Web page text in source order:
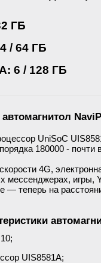
ГБ
/ 64 ГБ
6 / 128 ГБ
UniSoC
180000 -
4G,
мессенджерах, игры,
— теперь на
UIS8581A;